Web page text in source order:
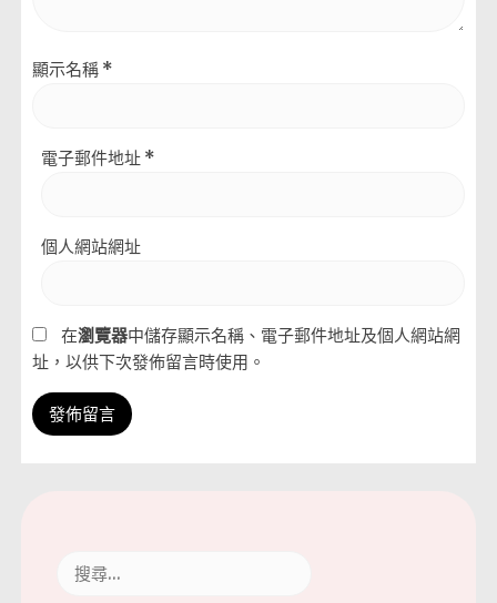
顯示名稱 *
電子郵件地址 *
個人網站網址
在瀏覽器中儲存顯示名稱、電子郵件地址及個人網站網
址，以供下次發佈留言時使用。